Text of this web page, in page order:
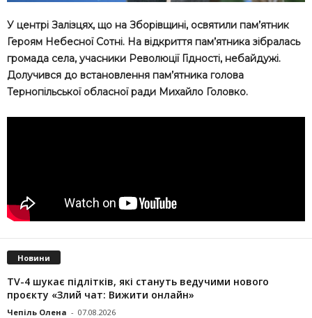
У центрі Залізцях, що на Зборівщині, освятили пам’ятник
Героям Небесної Сотні. На відкриття пам’ятника зібралась
громада села, учасники Революції Гідності, небайдужі.
Долучився до встановлення пам’ятника голова
Тернопільської обласної ради Михайло Головко.
Новини
TV-4 шукає підлітків, які стануть ведучими нового
проєкту «Злий чат: Вижити онлайн»
Чепіль Олена - 07.08.2026